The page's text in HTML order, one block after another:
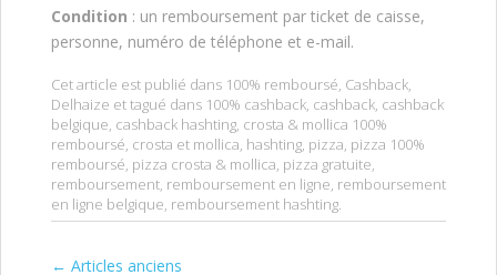
Condition : un remboursement par ticket de caisse,
personne, numéro de téléphone et e-mail.
Cet article est publié dans 100% remboursé, Cashback,
Delhaize et tagué dans 100% cashback, cashback, cashback
belgique, cashback hashting, crosta & mollica 100%
remboursé, crosta et mollica, hashting, pizza, pizza 100%
remboursé, pizza crosta & mollica, pizza gratuite,
remboursement, remboursement en ligne, remboursement
en ligne belgique, remboursement hashting.
← Articles anciens